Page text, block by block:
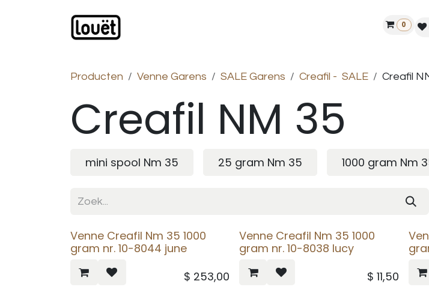
Vind een
0
Producten Venne Garens SALE Garens Creafil - SALE Creafil
Creafil NM 35
mini spool Nm 35 25 gram Nm 35 1000 gram Nm
Venne Creafil Nm 35 1000
gram nr. 10-8044 june
$ 253,00
Venne Creafil Nm 35 1000
gram nr. 10-8038 lucy
$ 11,50